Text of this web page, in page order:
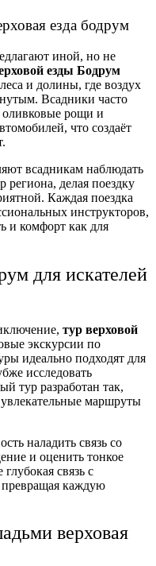
езда бодрум
иной, но не
езды Бодрум
и долины, где воздух
Всадники часто
оливковые рощи и
что создаёт
всадникам наблюдать
делая поездку
Каждая поездка
инструкторов,
и комфорт как для
для искателей
тур верховой
экскурсии по
идеально подходят для
исследовать
тур разработан так,
маршруты
наладить связь со
и оценить тонкое
глубокая связь с
каждую
верховая